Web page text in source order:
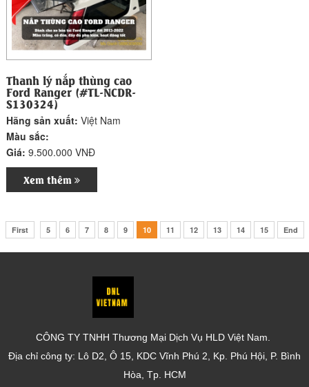
Thanh lý nắp thùng cao
Ford Ranger (#TL-NCDR-
S130324)
Hãng sản xuất:Việt Nam
Màu sắc:
Giá:9.500.000 VNĐ
Xem thêm
First 5 6 7 8 9 10 11 12 13 14 15 End
CÔNG TY TNHH Thương Mại Dịch Vụ HLD Việt Nam.
Địa chỉ công ty: Lô D2, Ô 15, KDC Vĩnh Phú 2, Kp. Phú Hội, P. Bình
Hòa, Tp. HCM